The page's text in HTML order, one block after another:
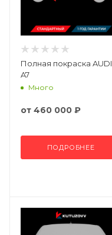
Полная покраска AUDI
A7
Много
от 460 000 ₽
ПОДРОБНЕЕ